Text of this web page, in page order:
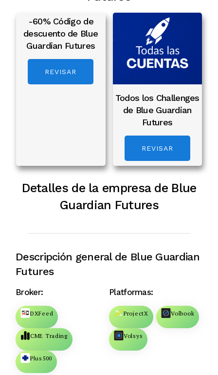
-60% Código de
descuento de Blue
Guardian Futures
REVISAR
Todos los Challenges
de Blue Guardian
Futures
REVISAR
Detalles de la empresa de Blue
Guardian Futures
Descripción general de Blue Guardian
Futures
Broker:
DXFeed
CME Trading
Plus500
Platformas:
ProjectX Volbook
Volsys